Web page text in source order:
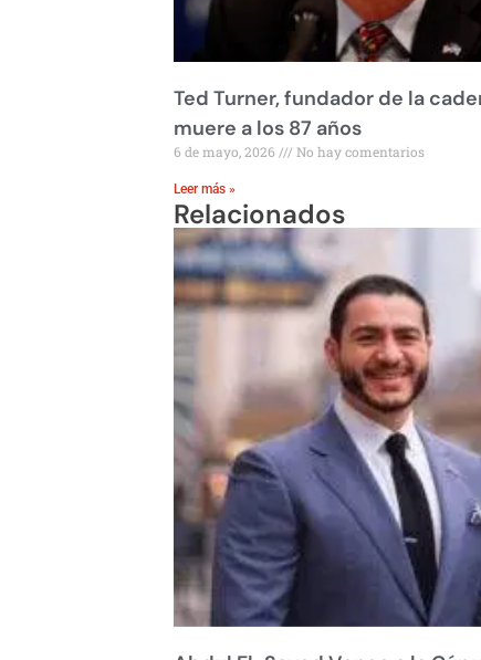
Ted Turner, fundador de la
muere a los 87 años
6 de mayo, 2026 No hay comentarios
Leer más »
Relacionados